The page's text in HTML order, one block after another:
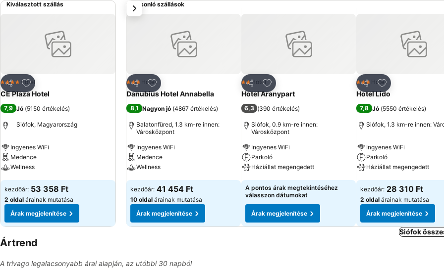
Kiválasztott szállás
Megosztás
Hozzáadás a kedvencekhez
4 Kategória
Hotel
CE Plaza Hotel
7,9 Jó (5150 értékelés)
Siófok, Magyarország
Ingyenes WiFi
Medence
Wellness
Árak megjelenítése
kezdőár: 53 358 Ft
2 oldal árainak mutatása
Árak megjelenítése
Hasonló szállások
Megosztás
Hozzáadás a kedvencekhez
3 Kategória
Hotel
Danubius Hotel Annabella
8,1 Nagyon jó (4867 értékelés)
Balatonfüred, 1.3 km-re innen:
Városközpont
Ingyenes WiFi
Medence
Wellness
Árak megjelenítése
kezdőár: 41 454 Ft
10 oldal árainak mutatása
Árak megjelenítése
Megosztás
Hozzáadás a kedvencekhez
2 Kategória
Hotel
Hotel Aranypart
6,3 (390 értékelés)
Siófok, 0.9 km-re innen:
Városközpont
Ingyenes WiFi
Parkoló
Háziállat megengedett
Árak megjelenítése
A pontos árak megtekintéséhez
válasszon dátumokat
Árak megjelenítése
Megosztás
Hozzáadás a
3 Kategória
Hotel
Hotel Lido
7,8 Jó (5550 értékelés)
Siófok, 1.3 km-re innen:
Ingyenes WiFi
Parkoló
Háziállat megengedett
Árak megjelenítése
kezdőár: 28 310 Ft
2 oldal árainak mutatása
Árak megjelenítése
következő
Siófok
Ártrend
A trivago legalacsonyabb árai alapján, az utóbbi 30 napból